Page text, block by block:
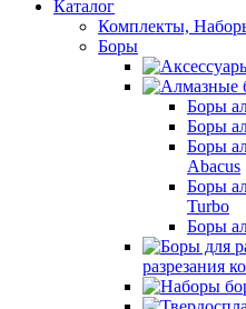
Каталог
Комплекты,
Боры
Боры
Боры
Боры
Abacus
Боры
Turbo
Боры
разрезания